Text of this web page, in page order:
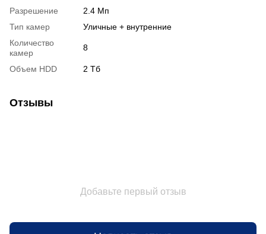
Разрешение
2.4 Мп
Тип камер
Уличные + внутренние
Количество
камер
8
Объем HDD 2 Тб
Отзывы
Добавьте первый отзыв